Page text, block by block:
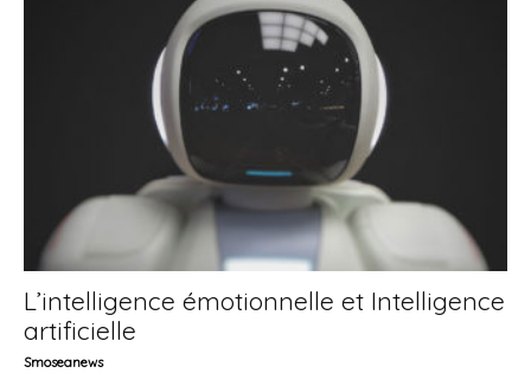
L’intelligence émotionnelle et Intelligence
artificielle
Smoseanews